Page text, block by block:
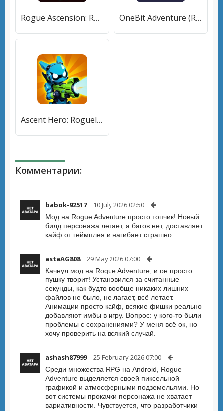
Rogue Ascension: Roguelike RPG (Роуг Ассеншн) [МОД Mega Pack] APK Android OneBit Adventure (Roguelike) [МОД Unlocked] APK Android
Ascent Hero: Roguelike Shooter (Ассент Хиро) [МОД Unlocked] APK Android
Комментарии:
babok-92517 10 July 2026 02:50
Мод на Rogue Adventure просто топчик! Новый
билд персонажа летает, а багов нет, доставляет
кайф от геймплея и нагибает страшно.
astaAG808 29 May 2026 07:00
Качнул мод на Rogue Adventure, и он просто
пушку творит! Установился за считанные
секунды, как будто вообще никаких лишних
файлов не было, не лагает, всё летает.
Анимации просто кайф, всякие фишки реально
добавляют имбы в игру. Вопрос: у кого-то были
проблемы с сохранениями? У меня всё ок, но
хочу проверить на всякий случай.
ashash87999 25 February 2026 07:00
Среди множества RPG на Android, Rogue
Adventure выделяется своей пиксельной
графикой и атмосферными подземельями. Но
вот системы прокачки персонажа не хватает
вариативности. Чувствуется, что разработчики